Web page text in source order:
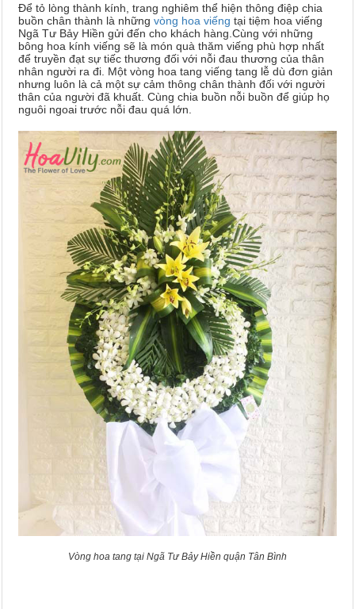
Để tỏ lòng thành kính, trang nghiêm thể hiện thông điệp chia
buồn chân thành là những vòng hoa viếng tại tiệm hoa viếng
Ngã Tư Bảy Hiền gửi đến cho khách hàng.Cùng với những
bông hoa kính viếng sẽ là món quà thăm viếng phù hợp nhất
để truyền đạt sự tiếc thương đối với nỗi đau thương của thân
nhân người ra đi. Một vòng hoa tang viếng tang lễ dù đơn giản
nhưng luôn là cả một sự cảm thông chân thành đối với người
thân của người đã khuất. Cùng chia buồn nỗi buồn để giúp họ
nguôi ngoai trước nỗi đau quá lớn.
Vòng hoa tang tại Ngã Tư Bảy Hiền quận Tân Bình